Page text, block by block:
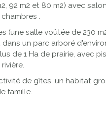
92 m2 et 80 m2) avec
.
(une salle voûtée de 230
dans un parc arboré
de 1 Ha de prairie, avec
de gîtes, un habitat
famille.